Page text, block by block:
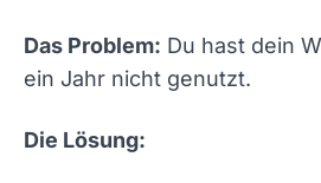
Das Problem: Du hast dein
ein Jahr nicht genutzt.
Die Lösung: